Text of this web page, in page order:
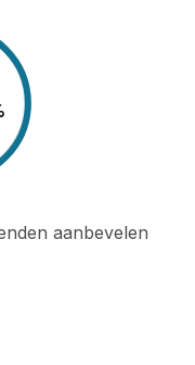
aanbevelen